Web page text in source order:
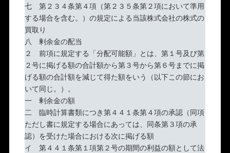
七 第２３４条第４項（第２３５条第２項において準用
する場合を含む。）の規定による当該株式会社の株式の
買取り
八 剰余金の配当
２ 前項に規定する「分配可能額」とは、第１号及び第
２号に掲げる額の合計額から第３号から第６号までに掲
げる額の合計額を減じて得た額をいう（以下この節にお
いて同じ。）。
一 剰余金の額
二 臨時計算書類につき第４４１条第４項の承認（同項
ただし書に規定する場合にあっては、同条第３項の承
認）を受けた場合における次に掲げる額
イ 第４４１条第１項第２号の期間の利益の額として法